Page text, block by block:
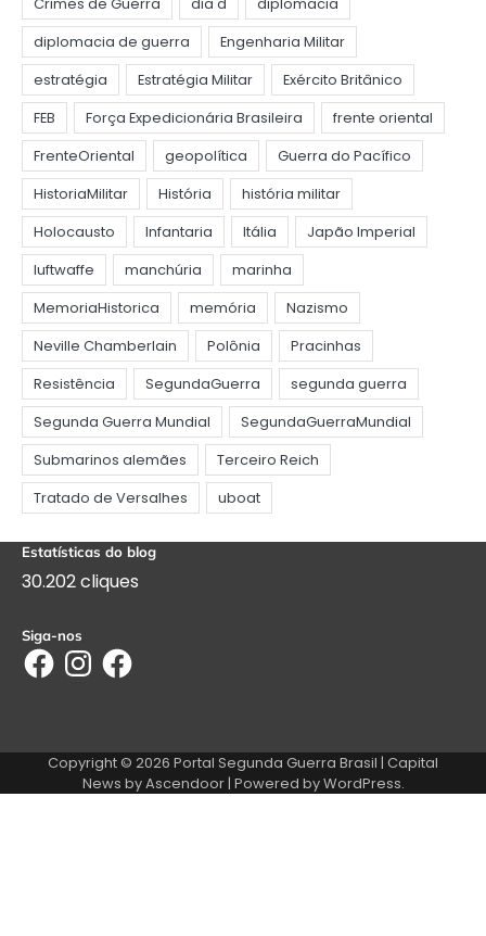
Estatísticas do blog
30.202 cliques
Siga-nos
FacebookInstagramFacebook
Copyright © 2026 Portal Segunda Guerra Brasil | Capital
News byAscendoor| Powered byWordPress.